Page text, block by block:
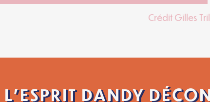
Crédit Gilles
DANDY